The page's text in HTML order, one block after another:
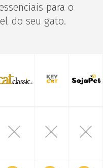
para o
do seu gato.